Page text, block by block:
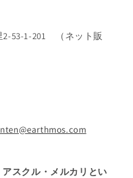
53-1-201 （ネット販
スクル・メルカリとい